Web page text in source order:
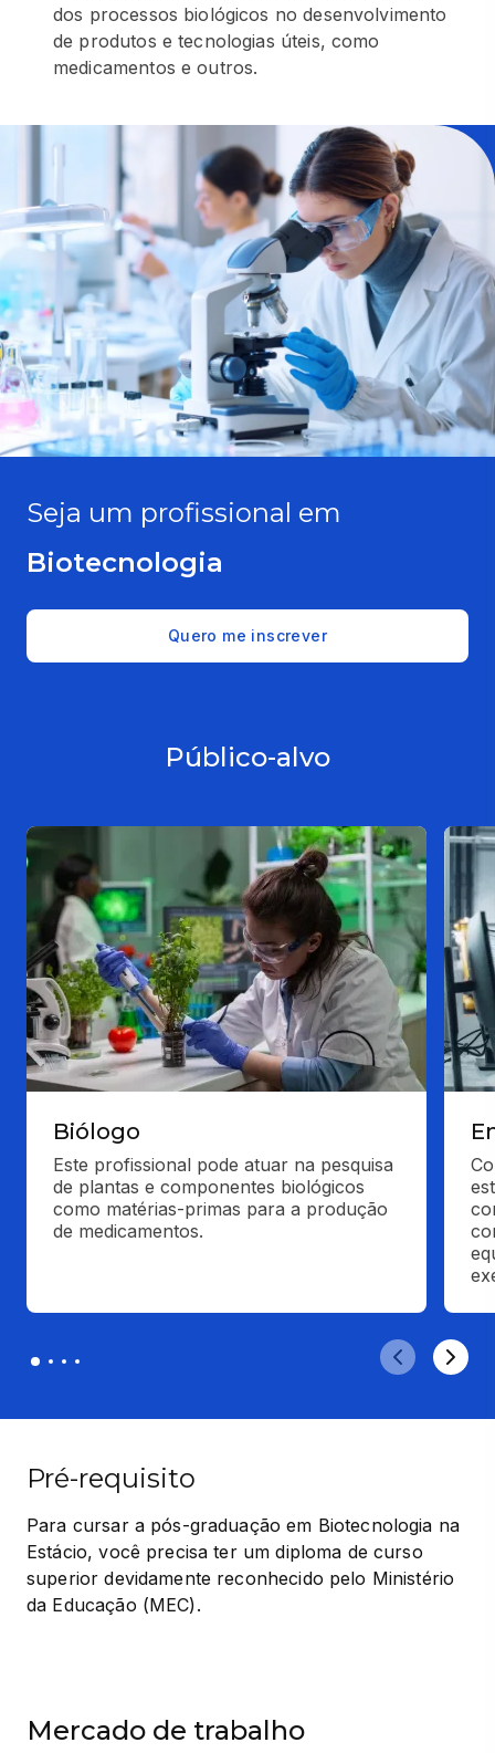
dos processos biológicos no desenvolvimento
de produtos e tecnologias úteis, como
medicamentos e outros.
Seja um profissional em
Biotecnologia
Quero me inscrever
Público-alvo
Biólogo
Este profissional pode atuar na pesquisa
de plantas e componentes biológicos
como matérias-primas para a produção
de medicamentos.
Pré-requisito
Para cursar a pós-graduação em Biotecnologia na
Estácio, você precisa ter um diploma de curso
superior devidamente reconhecido pelo Ministério
da Educação (MEC).
Mercado de trabalho